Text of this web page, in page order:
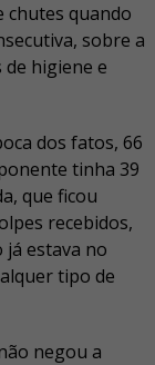
chutes quando
sobre a
de higiene e
dos fatos, 66
tinha 39
que ficou
recebidos,
já estava no
tipo de
negou a